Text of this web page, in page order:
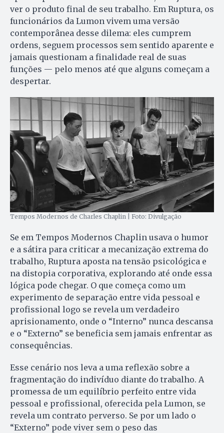
ver o produto final de seu trabalho. Em Ruptura, os
funcionários da Lumon vivem uma versão
contemporânea desse dilema: eles cumprem
ordens, seguem processos sem sentido aparente e
jamais questionam a finalidade real de suas
funções — pelo menos até que alguns começam a
despertar.
Tempos Modernos de Charles Chaplin | Foto: Divulgação
Se em Tempos Modernos Chaplin usava o humor
e a sátira para criticar a mecanização extrema do
trabalho, Ruptura aposta na tensão psicológica e
na distopia corporativa, explorando até onde essa
lógica pode chegar. O que começa como um
experimento de separação entre vida pessoal e
profissional logo se revela um verdadeiro
aprisionamento, onde o “Interno” nunca descansa
e o “Externo” se beneficia sem jamais enfrentar as
consequências.
Esse cenário nos leva a uma reflexão sobre a
fragmentação do indivíduo diante do trabalho. A
promessa de um equilíbrio perfeito entre vida
pessoal e profissional, oferecida pela Lumon, se
revela um contrato perverso. Se por um lado o
“Externo” pode viver sem o peso das